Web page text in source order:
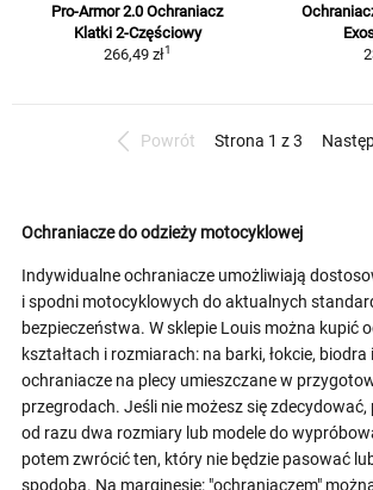
Pro-Armor 2.0 Ochraniacz
Klatki 2-Częściowy
266,49 zł1
Powrót Strona 1 z 3
Ochraniacze do odzieży motocyklowej
Indywidualne ochraniacze umożliwiają
i spodni motocyklowych do aktualnych
bezpieczeństwa. W sklepie Louis można kupić
kształtach i rozmiarach: na barki, łokcie,
ochraniacze na plecy umieszczane w
przegrodach. Jeśli nie możesz się
od razu dwa rozmiary lub modele do
potem zwrócić ten, który nie będzie pasować
spodoba. Na marginesie: "ochraniaczem"